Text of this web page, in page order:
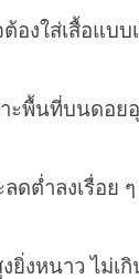
เสื้อแบบเดี
บนดอยอุณ
งเรื่อย ๆ ต
นาว ไม่เกิน